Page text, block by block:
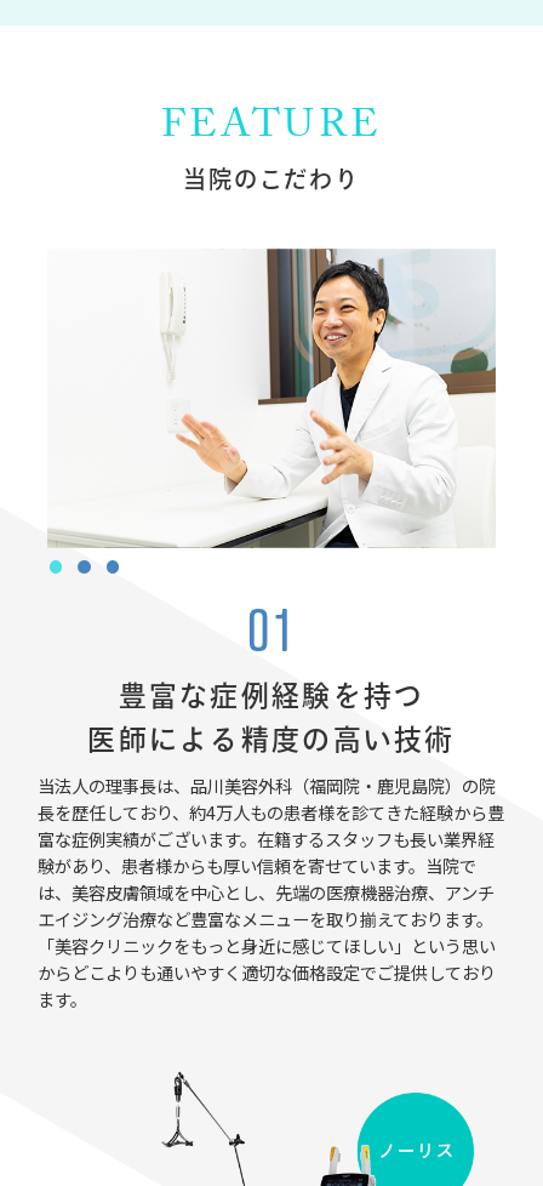
FEATURE
当院のこだわり
01
豊富な症例経験を持つ
医師による精度の高い技術
当法人の理事長は、品川美容外科（福岡院・鹿児島院）の院
長を歴任しており、約4万人もの患者様を診てきた経験から豊
富な症例実績がございます。在籍するスタッフも長い業界経
験があり、患者様からも厚い信頼を寄せています。当院で
は、美容皮膚領域を中心とし、先端の医療機器治療、アンチ
エイジング治療など豊富なメニューを取り揃えております。
「美容クリニックをもっと身近に感じてほしい」という思い
からどこよりも通いやすく適切な価格設定でご提供しており
ます。